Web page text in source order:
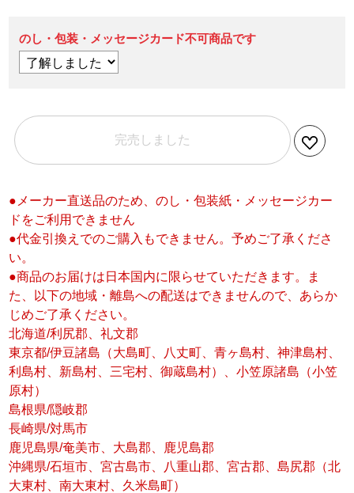
のし・包装・メッセージカード不可商品です
完売しました
●メーカー直送品のため、のし・包装紙・メッセージカー
ドをご利用できません
●代金引換えでのご購入もできません。予めご了承くださ
い。
●商品のお届けは日本国内に限らせていただきます。ま
た、以下の地域・離島への配送はできませんので、あらか
じめご了承ください。
北海道/利尻郡、礼文郡
東京都/伊豆諸島（大島町、八丈町、青ヶ島村、神津島村、
利島村、新島村、三宅村、御蔵島村）、小笠原諸島（小笠
原村）
島根県/隠岐郡
長崎県/対馬市
鹿児島県/奄美市、大島郡、鹿児島郡
沖縄県/石垣市、宮古島市、八重山郡、宮古郡、島尻郡（北
大東村、南大東村、久米島町）